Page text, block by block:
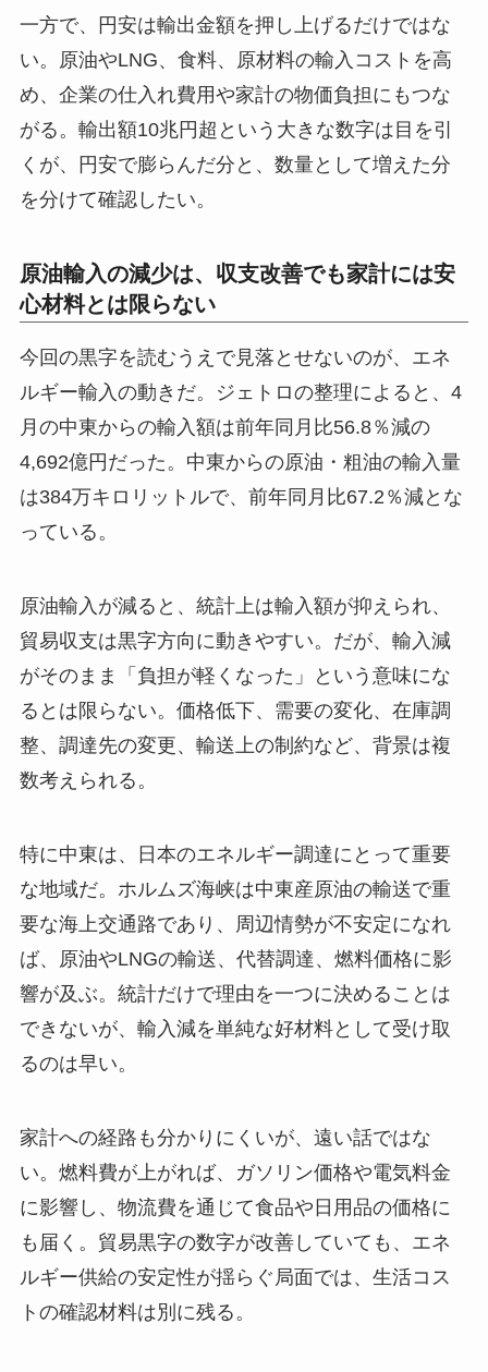
一方で、円安は輸出金額を押し上げるだけではな
い。原油やLNG、食料、原材料の輸入コストを高
め、企業の仕入れ費用や家計の物価負担にもつな
がる。輸出額10兆円超という大きな数字は目を引
くが、円安で膨らんだ分と、数量として増えた分
を分けて確認したい。
原油輸入の減少は、収支改善でも家計には安
心材料とは限らない
今回の黒字を読むうえで見落とせないのが、エネ
ルギー輸入の動きだ。ジェトロの整理によると、4
月の中東からの輸入額は前年同月比56.8％減の
4,692億円だった。中東からの原油・粗油の輸入量
は384万キロリットルで、前年同月比67.2％減とな
っている。
原油輸入が減ると、統計上は輸入額が抑えられ、
貿易収支は黒字方向に動きやすい。だが、輸入減
がそのまま「負担が軽くなった」という意味にな
るとは限らない。価格低下、需要の変化、在庫調
整、調達先の変更、輸送上の制約など、背景は複
数考えられる。
特に中東は、日本のエネルギー調達にとって重要
な地域だ。ホルムズ海峡は中東産原油の輸送で重
要な海上交通路であり、周辺情勢が不安定になれ
ば、原油やLNGの輸送、代替調達、燃料価格に影
響が及ぶ。統計だけで理由を一つに決めることは
できないが、輸入減を単純な好材料として受け取
るのは早い。
家計への経路も分かりにくいが、遠い話ではな
い。燃料費が上がれば、ガソリン価格や電気料金
に影響し、物流費を通じて食品や日用品の価格に
も届く。貿易黒字の数字が改善していても、エネ
ルギー供給の安定性が揺らぐ局面では、生活コス
トの確認材料は別に残る。